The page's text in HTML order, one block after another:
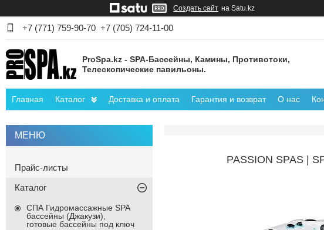
Создать сайт на Satu.kz
+7 (771) 759-90-70 +7 (705) 724-11-00
ProSpa.kz - SPA-Бассейны, Камины, Противотоки,
Телескопические павильоны.
Главная Каталог Доставка и оплата Гарантия и возврат О нас
PASSION SPAS
Прайс-листы
Каталог
СПА Гидромассажные SPA
бассейны (Джакузи),
готовые бассейны под ключ